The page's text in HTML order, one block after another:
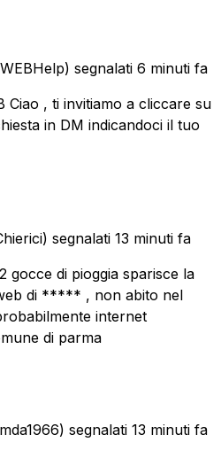
segnalati 6 minuti fa
Ciao , ti invitiamo a cliccare su
in DM indicandoci il tuo
segnalati 13 minuti fa
gocce di pioggia sparisce la
di ***** , non abito nel
internet
di parma
segnalati 13 minuti fa